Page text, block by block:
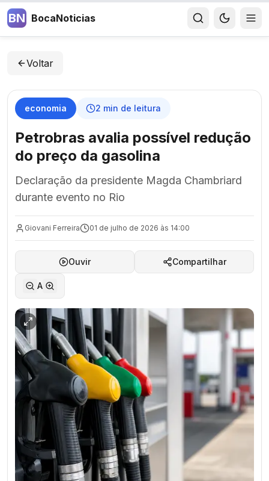
BN BocaNoticias
Voltar
economia 2 min de leitura
Petrobras avalia possível redução
do preço da gasolina
Declaração da presidente Magda Chambriard
durante evento no Rio
Giovani Ferreira 01 de julho de 2026 às 14:00
Ouvir Compartilhar
A